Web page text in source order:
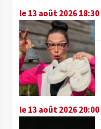
le 13 août 2026 18:30
le 13 août 2026 20:00